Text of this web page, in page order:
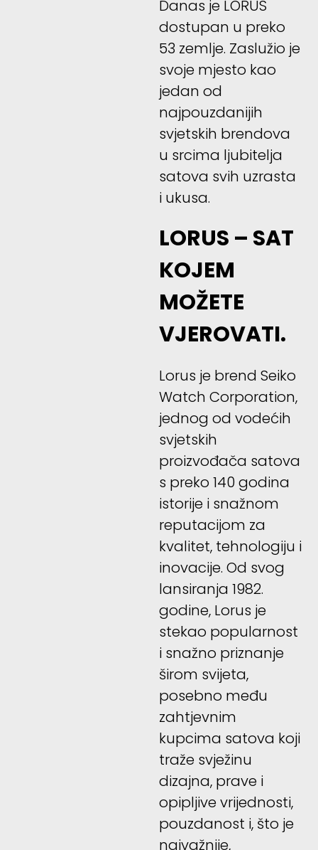
Danas je LORUS
dostupan u preko
53 zemlje. Zaslužio je
svoje mjesto kao
jedan od
najpouzdanijih
svjetskih brendova
u srcima ljubitelja
satova svih uzrasta
i ukusa.
LORUS – SAT
KOJEM
MOŽETE
VJEROVATI.
Lorus je brend Seiko
Watch Corporation,
jednog od vodećih
svjetskih
proizvođača satova
s preko 140 godina
istorije i snažnom
reputacijom za
kvalitet, tehnologiju i
inovacije. Od svog
lansiranja 1982.
godine, Lorus je
stekao popularnost
i snažno priznanje
širom svijeta,
posebno među
zahtjevnim
kupcima satova koji
traže svježinu
dizajna, prave i
opipljive vrijednosti,
pouzdanost i, što je
najvažnije,